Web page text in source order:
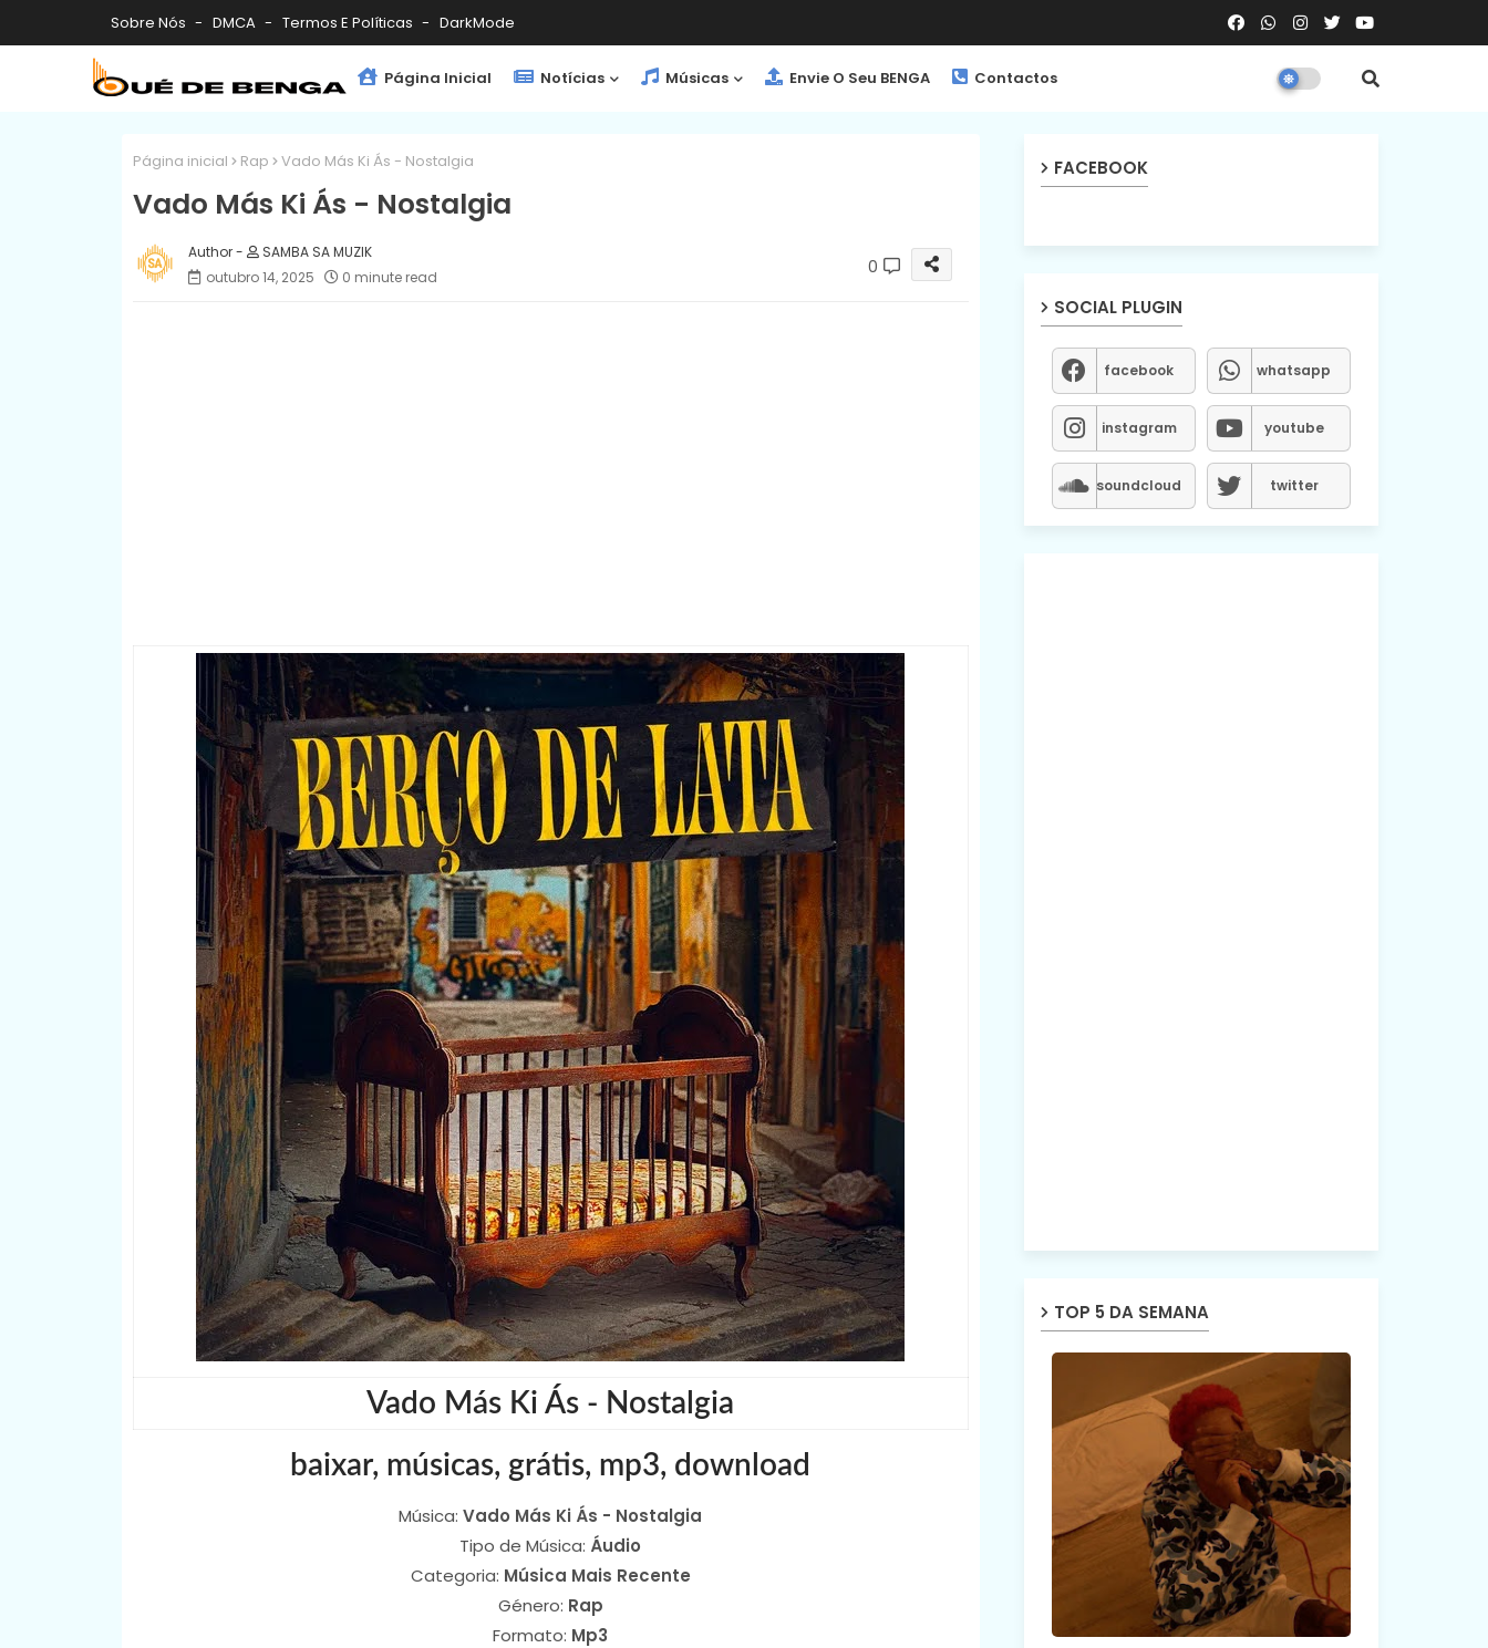
Sobre Nós DMCA Termos E Políticas DarkMode
Página Inicial Notícias Músicas Envie O Seu BENGA Contactos
Página inicial Rap Vado Más Ki Ás - Nostalgia
Vado Más Ki Ás - Nostalgia
SAMBA SA MUZIK
outubro 14, 2025
0 minute read 0
Vado Más Ki Ás - Nostalgia
baixar, músicas, grátis, mp3, download
Música: Vado Más Ki Ás - Nostalgia
Tipo de Música: Áudio
Categoria: Música Mais Recente
Género: Rap
Formato: Mp3
FACEBOOK
SOCIAL PLUGIN
facebook whatsapp
instagram youtube
soundcloud twitter
TOP 5 DA SEMANA